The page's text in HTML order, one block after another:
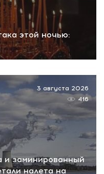
этой ночью:
и заминированный
налета на
3 августа 2026
416